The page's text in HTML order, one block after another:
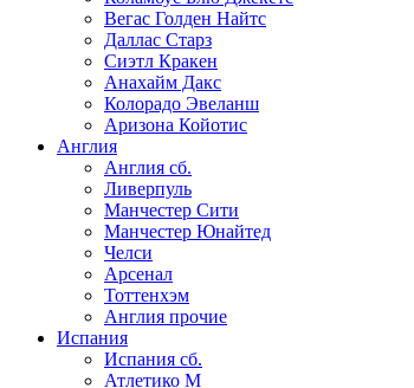
Вегас Голден Найтс
Даллас Старз
Сиэтл Кракен
Анахайм Дакс
Колорадо Эвеланш
Аризона Койотис
Англия
Англия сб.
Ливерпуль
Манчестер Сити
Манчестер Юнайтед
Челси
Арсенал
Тоттенхэм
Англия прочие
Испания
Испания сб.
Атлетико М